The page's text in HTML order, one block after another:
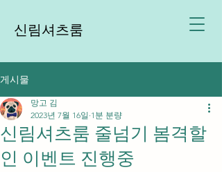
신림셔츠룸
게시물
신림셔츠룸 줄넘기 봄격할
인 이벤트 진행중
망고 김
2023년 7월 16일 1분 분량